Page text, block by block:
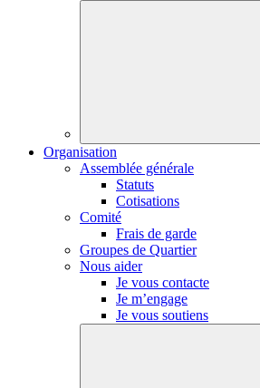
Organisation
Assemblée générale
Statuts
Cotisations
Comité
Frais de garde
Groupes de Quartier
Nous aider
Je vous contacte
Je m’engage
Je vous soutiens